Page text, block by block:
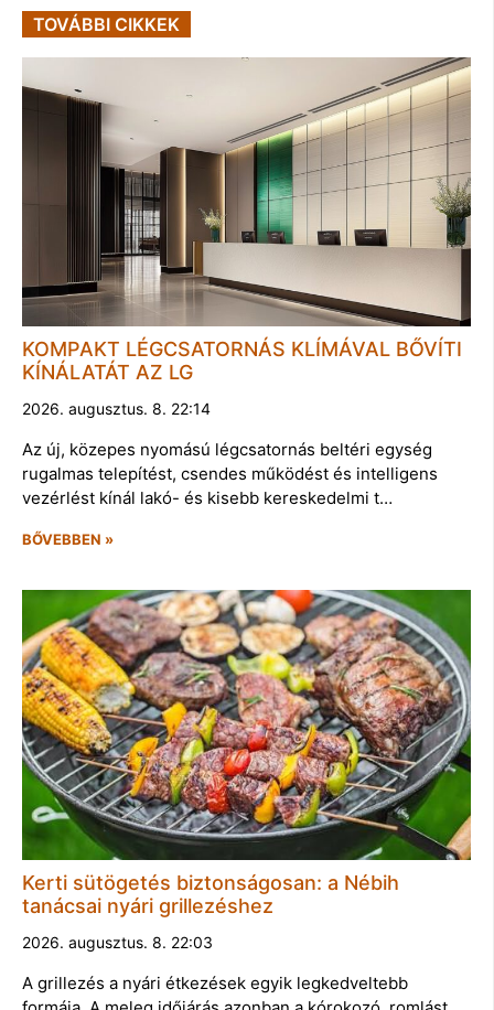
TOVÁBBI CIKKEK
KOMPAKT LÉGCSATORNÁS KLÍMÁVAL BŐVÍTI
KÍNÁLATÁT AZ LG
2026. augusztus. 8. 22:14
Az új, közepes nyomású légcsatornás beltéri egység
rugalmas telepítést, csendes működést és intelligens
vezérlést kínál lakó- és kisebb kereskedelmi t…
BŐVEBBEN »
Kerti sütögetés biztonságosan: a Nébih
tanácsai nyári grillezéshez
2026. augusztus. 8. 22:03
A grillezés a nyári étkezések egyik legkedveltebb